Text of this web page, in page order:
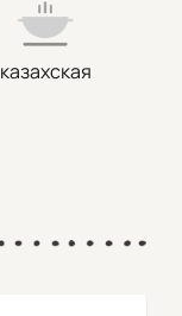
казахская